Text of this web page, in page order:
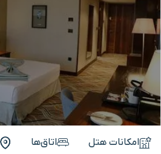
امکانات هتل اتاق‌ها